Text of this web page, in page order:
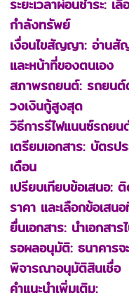
ระยะเวลาผ่อนชำระ: เ
กำลังทรัพย์
เงื่อนไขสัญญา: อ่านสั
และหน้าที่ของตนเอง
สภาพรถยนต์: รถยนต์
วงเงินกู้สูงสุด
วิธีการรีไฟแนนซ์รถยน
เตรียมเอกสาร: บัตรป
เดือน
เปรียบเทียบข้อเสนอ:
ราคา และเลือกข้อเสน
ยื่นเอกสาร: นำเอกสา
รอผลอนุมัติ: ธนาคารจ
พิจารณาอนุมัติสินเชื่อ
คำแนะนำเพิ่มเติม: